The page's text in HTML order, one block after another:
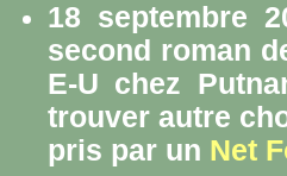
18 septembre
second roman
E-U chez
trouver autre
pris par un Net